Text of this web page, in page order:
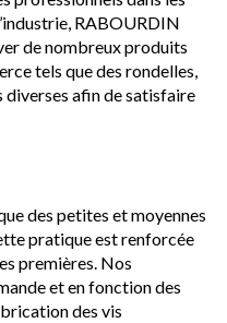
RABOURDIN
de nombreux produits
tels que des rondelles,
diverses afin de satisfaire
des petites et moyennes
pratique est renforcée
premières. Nos
et en fonction des
des vis